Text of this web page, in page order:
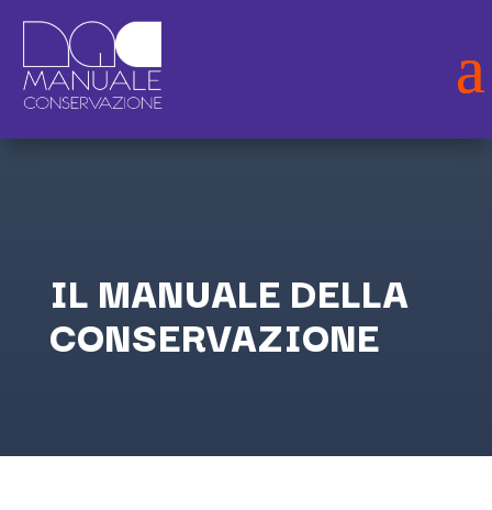
IL MANUALE DELLA
CONSERVAZIONE